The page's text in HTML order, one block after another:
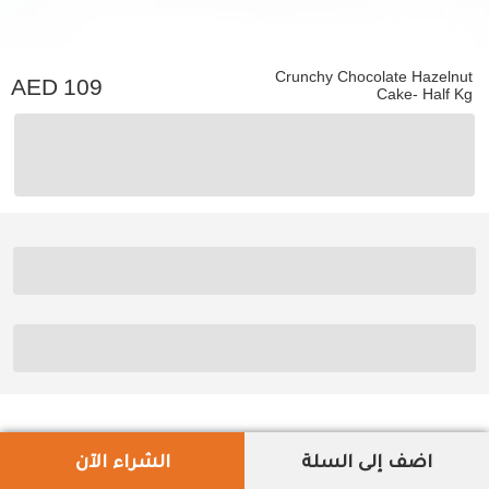
Crunchy Chocolate Hazelnut
Cake- Half Kg
109
اضف إلى السلة الشراء الآن